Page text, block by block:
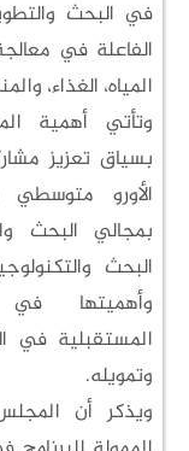
في البحث والتطوير
الفاعلة في معالجة
المياه، الغذاء، والمناخ.
وتأتي أهمية
بسياق تعزيز
الأورو متوسطي
بمجالي البحث
البحث
وأهميتها في
المستقبلية في
وتمويله.
ويذكر أن المجلس